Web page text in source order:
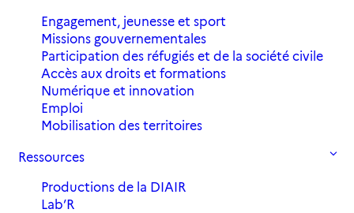
Engagement, jeunesse et sport
Missions gouvernementales
Participation des réfugiés et de la société civile
Accès aux droits et formations
Numérique et innovation
Emploi
Mobilisation des territoires
Ressources
Productions de la DIAIR
Lab’R
Tous Actualités Archives 2019